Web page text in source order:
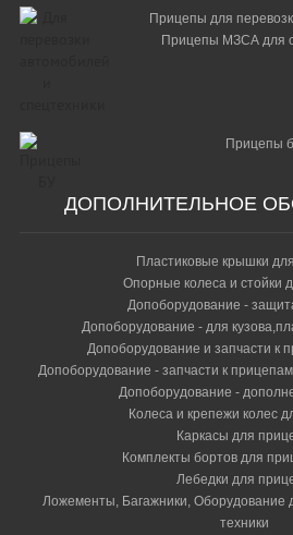
Прицепы для
Прицепы МЗСА для
Прицепы
ДОПОЛНИТЕЛЬНОЕ
Пластиковые крышки
Опорные колеса и стойки
Допоборудование -
Допоборудование - для
Допоборудование и запчасти к
Допоборудование - запчасти к
Допоборудование -
Колеса и крепежи колес
Каркасы для
Комплекты бортов для
Лебедки для
Ложементы, Багажники, Оборудование
техники